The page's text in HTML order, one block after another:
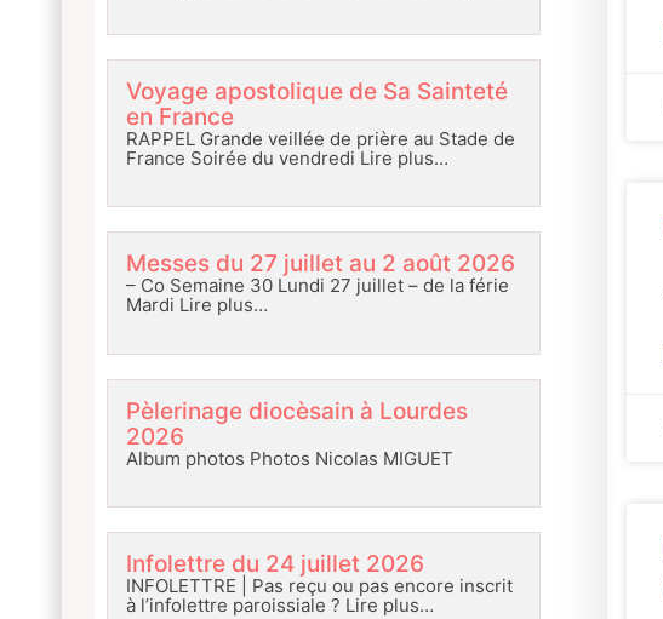
Voyage apostolique de Sa Sainteté
en France
RAPPEL Grande veillée de prière au Stade de
France Soirée du vendredi Lire plus…
Messes du 27 juillet au 2 août 2026
– Co Semaine 30 Lundi 27 juillet – de la férie
Mardi Lire plus…
Pèlerinage diocèsain à Lourdes
2026
Album photos Photos Nicolas MIGUET
Infolettre du 24 juillet 2026
INFOLETTRE | Pas reçu ou pas encore inscrit
à l’infolettre paroissiale ? Lire plus…